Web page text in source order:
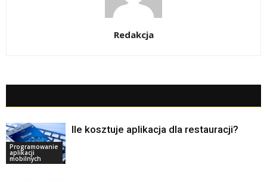
Redakcja
Programowanie
aplikacji
mobilnych
Ile kosztuje aplikacja dla restauracji?